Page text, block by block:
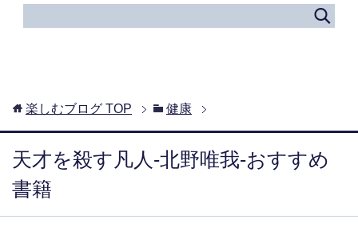
楽しむブログ TOP 健康
天才を殺す凡人-北野唯我-おすすめ
書籍